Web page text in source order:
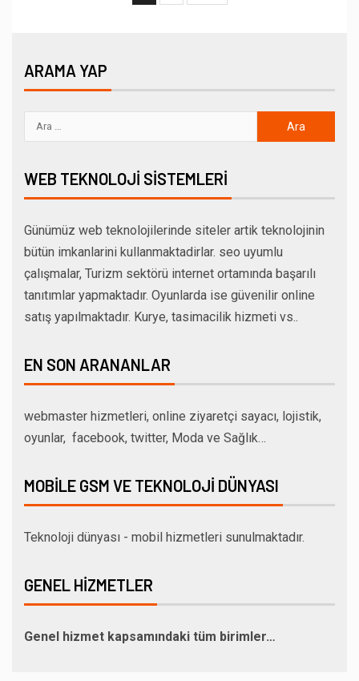
ARAMA YAP
WEB TEKNOLOJI SISTEMLERI
Günümüz web teknolojilerinde siteler artik teknolojinin
bütün imkanlarini kullanmaktadirlar. seo uyumlu
çalışmalar, Turizm sektörü internet ortamında başarılı
tanıtımlar yapmaktadır. Oyunlarda ise güvenilir online
satış yapılmaktadır. Kurye, tasimacilik hizmeti vs..
EN SON ARANANLAR
webmaster hizmetleri, online ziyaretçi sayacı, lojistik,
oyunlar, facebook, twitter, Moda ve Sağlık…
MOBILE GSM VE TEKNOLOJI DÜNYASI
Teknoloji dünyası - mobil hizmetleri sunulmaktadır.
GENEL HIZMETLER
Genel hizmet kapsamındaki tüm birimler…